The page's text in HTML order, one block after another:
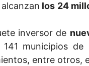
los 24
inversor de
municipios
entre otros,